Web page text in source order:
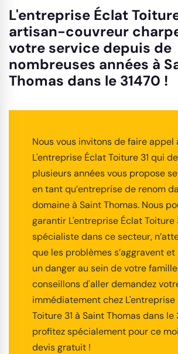
L'entreprise Éclat
artisan-couvreur
votre service depuis de
nombreuses années à
Thomas dans le 31470 !
Nous vous invitons de faire appel
L'entreprise Éclat Toiture 31 qui
plusieurs années vous propose
en tant qu’entreprise de renom
domaine à Saint Thomas. Nous
garantir L'entreprise Éclat Toiture
spécialiste dans ce secteur,
que les problèmes s’aggravent
un danger au sein de votre
conseillons d'aller demandez
immédiatement chez L'entreprise
Toiture 31 à Saint Thomas dans le
profitez spécialement pour ce
devis gratuit !